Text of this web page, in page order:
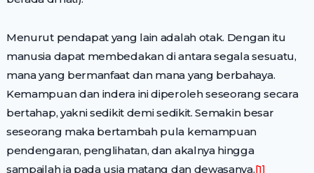
Menurut pendapat yang lain adalah otak. Dengan itu
manusia dapat membedakan di antara segala sesuatu,
mana yang bermanfaat dan mana yang berbahaya.
Kemampuan dan indera ini diperoleh seseorang secara
bertahap, yakni sedikit demi sedikit. Semakin besar
seseorang maka bertambah pula kemampuan
pendengaran, penglihatan, dan akalnya hingga
sampailah ia pada usia matang dan dewasanya.[1]